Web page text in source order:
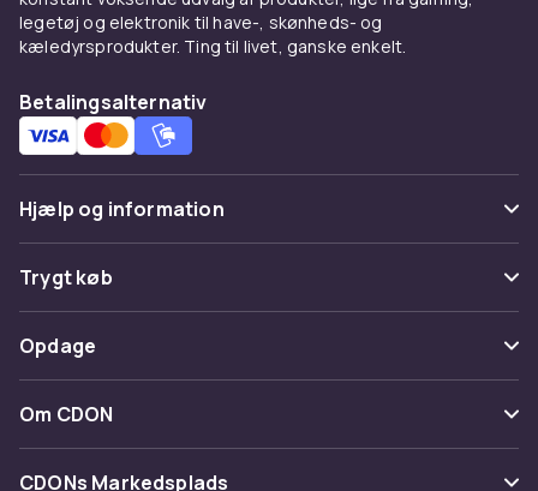
legetøj og elektronik til have-, skønheds- og
kæledyrsprodukter. Ting til livet, ganske enkelt.
Betalingsalternativ
Hjælp og information
Ofte stillede spørgsmål
Spor pakke
Fortryd & returner her
Kontakt os
Trygt køb
Betaling
Levering
Tilbagekaldelser
Opdage
Kategorier
Maerke
Om CDON
Om os
CDONs Markedsplads